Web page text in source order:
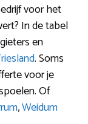
voor het
In de tabel
en
. Soms
voor je
Of
,Weidum